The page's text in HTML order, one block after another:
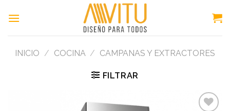
INICIO / COCINA / CAMPANAS Y EXTRACTORES
FILTRAR